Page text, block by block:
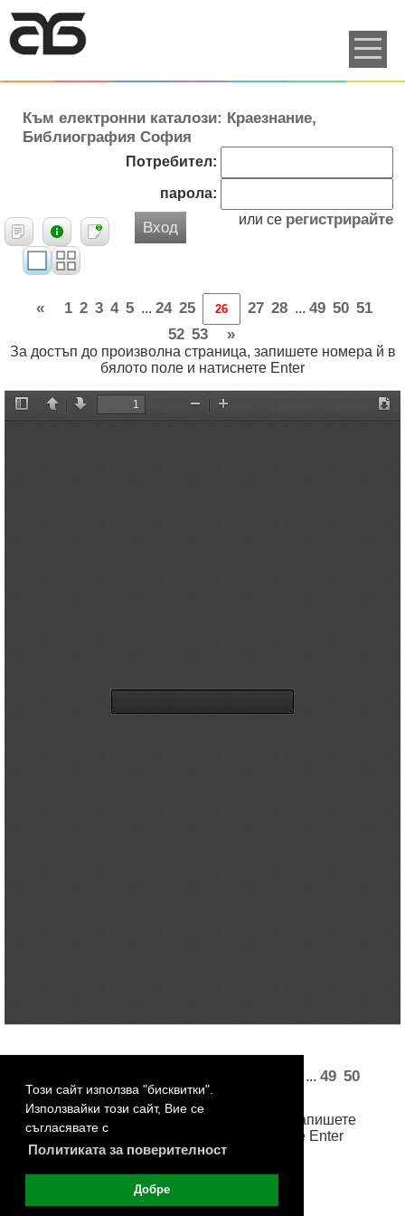
Този сайт използва "бисквитки".
Използвайки този сайт, Вие се
съгласявате с
Политиката за поверителност
Добре
Към електронни каталози: Краезнание,
Библиография София
Потребител:
парола:
Вход или се регистрирайте
« 1 2 3 4 5 ... 24 25 27 28 ... 49 50 51
52 53 »
За достъп до произволна страница, запишете номера й в
бялото поле и натиснете Enter
... 49 50
51 52
За достъп до произволна страница, запишете
номера й в бялото поле и натиснете Enter